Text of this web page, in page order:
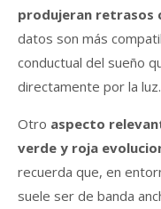
produjeran retrasos
datos son más
conductual del sueño
directamente por la luz.
Otro aspecto
verde y roja
recuerda que, en
suele ser de banda